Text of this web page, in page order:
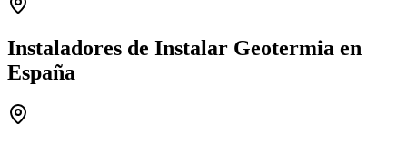
Instaladores de Instalar Geotermia en
España